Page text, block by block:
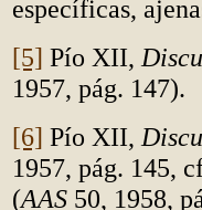
específicas,
[5] Pío XII,
1957, pág. 147).
[6] Pío XII,
1957, pág. 145,
(AAS 50, 1958,